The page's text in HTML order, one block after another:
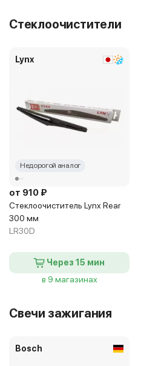
Стеклоочистители
Lynx
Недорогой аналог
от 910 ₽
Стеклоочиститель Lynx Rear
300 мм
LR30D
Через 15 мин
в 9 магазинах
Свечи зажигания
Bosch